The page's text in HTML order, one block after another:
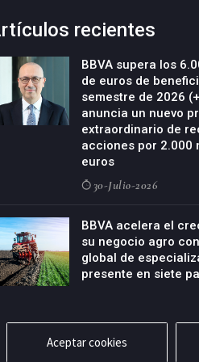
recientes
BBVA supera los
de euros de
semestre de 2026
anuncia un nuevo
extraordinario de
acciones por 2.000
euros
30-Julio-2026
BBVA acelera el
su negocio agro
global de
presente en siete
Aceptar cookies